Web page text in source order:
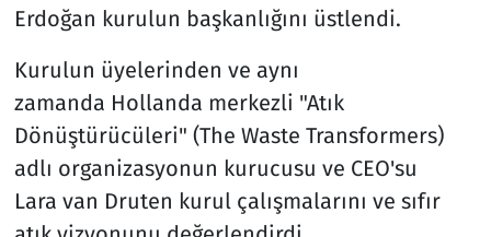
Erdoğan kurulun başkanlığını üstlendi.
Kurulun üyelerinden ve aynı
zamanda Hollanda merkezli "Atık
Dönüştürücüleri" (The Waste Transformers)
adlı organizasyonun kurucusu ve CEO'su
Lara van Druten kurul çalışmalarını ve sıfır